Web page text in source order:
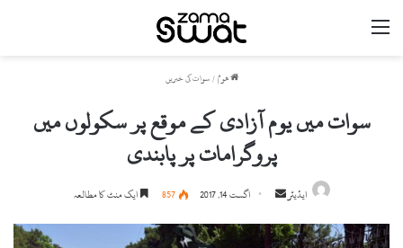
ھوم / سوات کی خبریں
سوات میں یوم آزادی کے موقع پر سکولوں میں
پروگرامات پر پابندی
ایڈیٹر
n
اگست 14, 2017 857 ایک منٹ کا مطالعہ